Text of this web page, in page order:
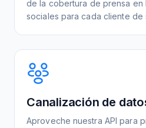
de la cobertura de prensa en
sociales para cada cliente de
Canalización de
Aproveche nuestra API para